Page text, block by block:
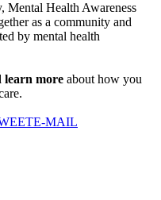
Mental Health Awareness
as a community and
by mental health
learn more about how you
E-MAIL